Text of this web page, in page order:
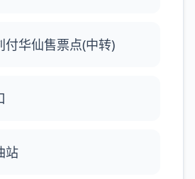
付华仙售票点(中转)
站